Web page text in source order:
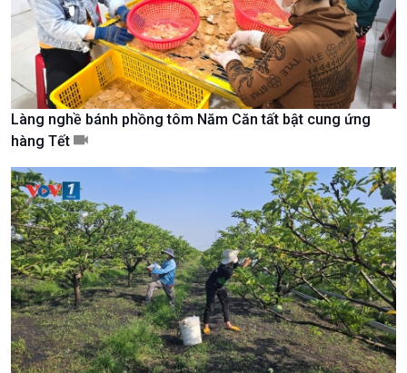
Xã hội
Tin Đời sống & Xã hội
360 độ Sức khỏe
Khoa học & Công nghệ
Tin Khoa học & Công nghệ
Kết nối công nghệ
Làng nghề bánh phồng tôm Năm Căn tất bật cung ứng
hàng Tết